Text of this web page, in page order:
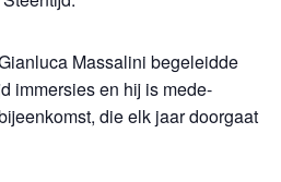
Massalini begeleidde
immersies en hij is mede-
die elk jaar doorgaat